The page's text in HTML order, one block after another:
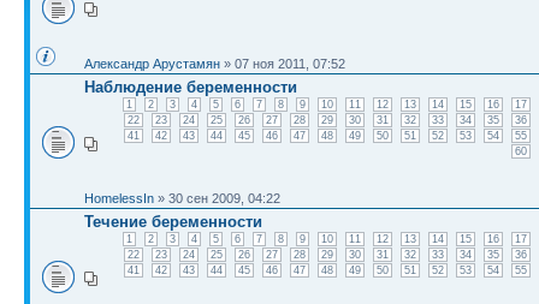
Александр Арустамян » 07 ноя 2011, 07:52
Наблюдение беременности
1 2 3 4 5 6 7 8 9 10 11 12 13 14 15 16
17
22
23 24 25 26 27 28 29 30 31 32 33 34 35
36
41
42 43 44 45 46 47 48 49 50 51 52 53 54
55
60
HomelessIn » 30 сен 2009, 04:22
Течение беременности
1 2 3 4 5 6 7 8 9 10 11 12 13 14 15 16
17
22
23 24 25 26 27 28 29 30 31 32 33 34 35
36
41
42 43 44 45 46 47 48 49 50 51 52 53 54 55